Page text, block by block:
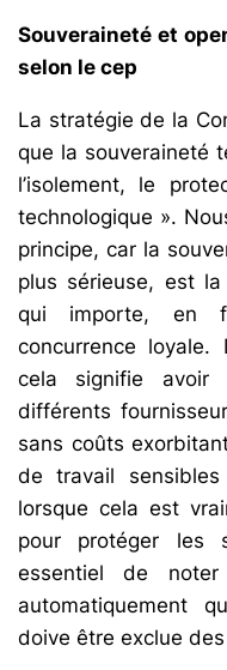
Souveraineté et
selon le cep
La stratégie de la
que la souveraineté
l’isolement, le
technologique ».
principe, car la
plus sérieuse, est la
qui importe, en
concurrence loyale.
cela signifie
différents
sans coûts
de travail
lorsque cela est
pour protéger les
essentiel de
automatiquement
doive être exclue